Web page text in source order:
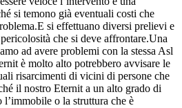
si temono già eventuali costi che
si effettuano diversi prelievi e
che si deve affrontare.Una
ad avere problemi con la stessa Asl
è molto alto potrebbero avvisare le
risarcimenti di vicini di persone che
il nostro Eternit a un alto grado di
o la struttura che è